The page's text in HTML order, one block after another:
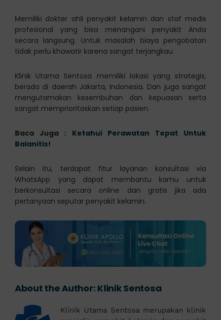
Memiliki dokter ahli penyakit kelamin dan staf medis
profesional yang bisa menangani penyakit Anda
secara langsung. Untuk masalah biaya pengobatan
tidak perlu khawatir karena sangat terjangkau.
Klinik Utama Sentosa memiliki lokasi yang strategis,
berada di daerah Jakarta, Indonesia. Dan juga sangat
mengutamakan kesembuhan dan kepuasan serta
sangat memprioritaskan setiap pasien.
Baca Juga : Ketahui Perawatan Tepat Untuk
Balanitis!
Selain itu, terdapat fitur layanan konsultasi via
WhatsApp yang dapat membantu kamu untuk
berkonsultasi secara online dan gratis jika ada
pertanyaan seputar penyakit kelamin.
About the Author: Klinik Sentosa
Klinik Utama Sentosa merupakan klinik